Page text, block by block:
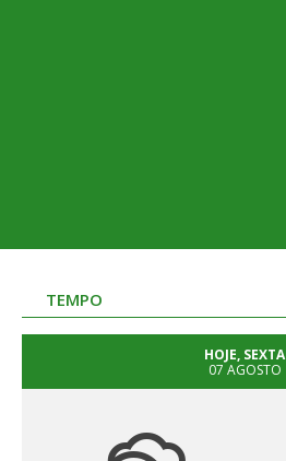
TEMPO
HOJE, SEXTA
07 AGOSTO